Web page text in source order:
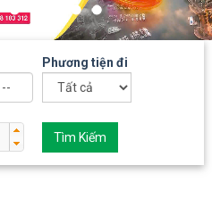
Phương tiện đi
Tìm Kiếm